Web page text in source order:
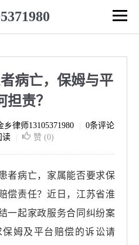
病亡，保姆与平
担责？
乡律师13105371980 0条评论
读 赞 (0)
病亡，家属能否要求保
偿责任？近日，江苏省淮
一起家政服务合同纠纷案
姆及平台赔偿的诉讼请